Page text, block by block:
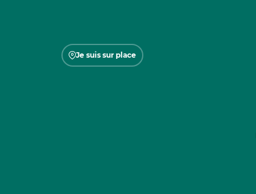
Je suis sur place